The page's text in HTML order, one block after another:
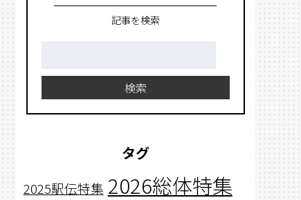
記事を検索
検索
タグ
2025駅伝特集 2026総体特集